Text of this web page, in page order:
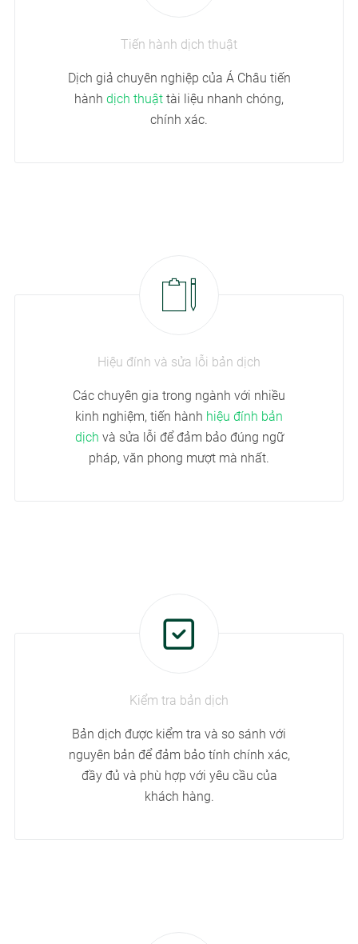
Tiến hành dịch thuật
Dịch giả chuyên nghiệp của Á Châu tiến
hành dịch thuật tài liệu nhanh chóng,
chính xác.
Hiệu đính và sửa lỗi bản dịch
Các chuyên gia trong ngành với nhiều
kinh nghiệm, tiến hành hiệu đính bản
dịch và sửa lỗi để đảm bảo đúng ngữ
pháp, văn phong mượt mà nhất.
Kiểm tra bản dịch
Bản dịch được kiểm tra và so sánh với
nguyên bản để đảm bảo tính chính xác,
đầy đủ và phù hợp với yêu cầu của
khách hàng.